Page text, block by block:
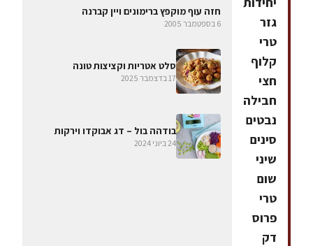
גזר
טרי
קלוף
חצי
חבילה
נבטים
סינים
שיני
שום
טרי
פרוס
דק
חזה עוף מוקפץ ברימונים ויין קברנה
6 בספטמבר 2005
סלט אטריות וקציצות טונה
17 בדצמבר 2025
בודהה בול – דג אבוקדו וירקות
24 ביוני 2024